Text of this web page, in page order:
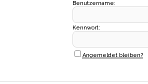
Benutzername:
Kennwort:
Angemeldet bleiben?